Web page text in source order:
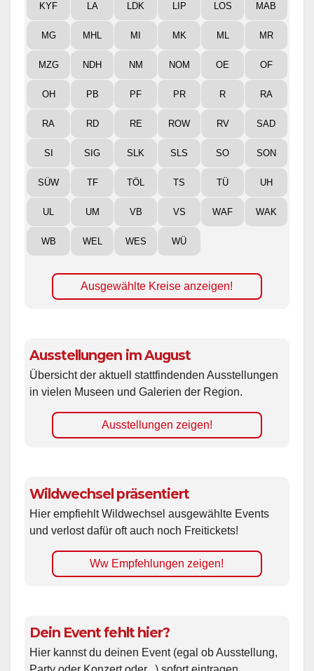
KYF LA LDK LIP LOS MAB
MG MHL MI MK ML MR
MZG NDH NM NOM OE OF
OH PB PF PR R RA
RA RD RE ROW RV SAD
SI SIG SLK SLS SO SON
SÜW TF TÖL TS TÜ UH
UL UM VB VS WAF WAK
WB WEL WES WÜ
Ausgewählte Kreise anzeigen!
Ausstellungen im August
Übersicht der aktuell stattfindenden Ausstellungen
in vielen Museen und Galerien der Region.
Ausstellungen zeigen!
Wildwechsel präsentiert
Hier empfiehlt Wildwechsel ausgewählte Events
und verlost dafür oft auch noch Freitickets!
Ww Empfehlungen zeigen!
Dein Event fehlt hier?
Hier kannst du deinen Event (egal ob Ausstellung,